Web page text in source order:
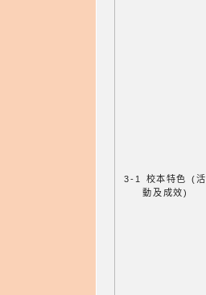
3-1 校本特色 (活
動及成效)